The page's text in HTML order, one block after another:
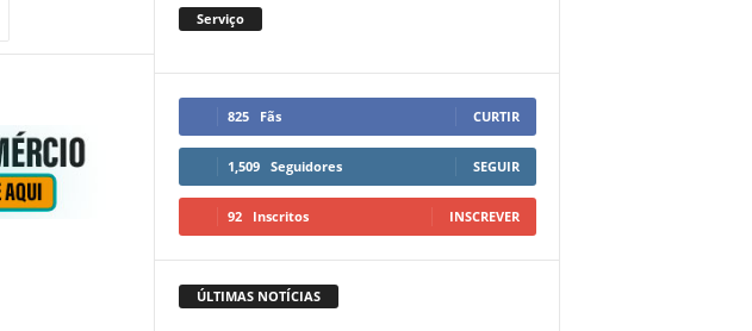
Serviço
825 Fãs CURTIR
1,509 Seguidores SEGUIR
92 Inscritos INSCREVER
ÚLTIMAS NOTÍCIAS